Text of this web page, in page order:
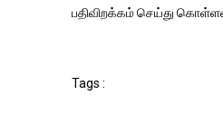
பதிவிறக்கம் செய்து
Tags :